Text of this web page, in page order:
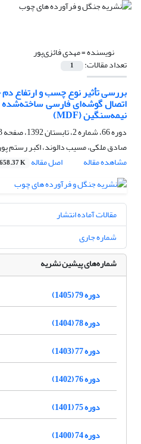
نویسنده =مهدی فائزی‌پور
تعداد مقالات: 1
بررسی تأثیر نوع چسب و ارتفاع
اتصال گوشه‌‌ای فارسی ساخته‌شده
نیمه‌سنگین (MDF)
دوره 66، شماره 2، تابستان 1392، صفحه
صادق ملکی، مسیب دالوند، اکبر رستم
مشاهده مقاله
اصل مقاله 658.37 K
مقالات آماده انتشار
شماره جاری
شماره‌های پیشین نشریه
دوره 79 (1405)
دوره 78 (1404)
دوره 77 (1403)
دوره 76 (1402)
دوره 75 (1401)
دوره 74 (1400)